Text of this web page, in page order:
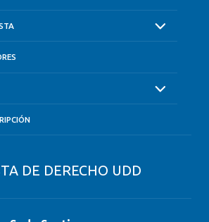
DE DERECHO UDD